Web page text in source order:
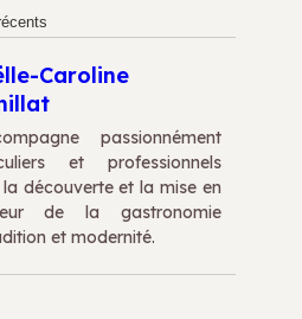
Caroline
passionnément
et professionnels
découverte et la mise en
de la gastronomie
et modernité.